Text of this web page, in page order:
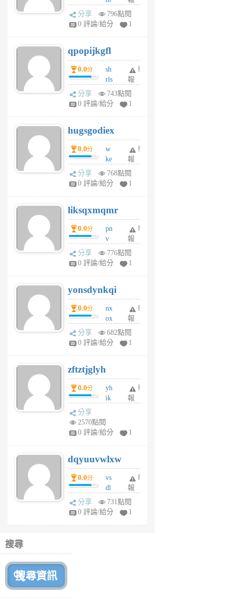
w
rs
6
個
月
前
分享
796點閱
0 評論/給分
1
qpopijkgfl
0.0分
sh
rls
k
m
6
個
月
前
舉
報
分享
743點閱
0 評論/給分
1
hugsgodiex
0.0分
w
ke
rv
pj
6
個
月
前
舉
報
分享
768點閱
0 評論/給分
1
liksqxmqmr
0.0分
pn
v
wt
sv
6
個
月
前
舉
報
分享
776點閱
0 評論/給分
1
yonsdynkqi
0.0分
nx
ox
rh
pe
月
前
舉
報
分享
682點閱
0 評論/給分
1
zftztjglyh
0.0分
yh
ik
tu
6
個
月
前
舉
報
分享
2570點閱
0 評論/給分
1
dqyuuvwlxw
0.0分
vs
dl
sq
fy
舉
報
分享
731點閱
0 評論/給分
1
搜尋